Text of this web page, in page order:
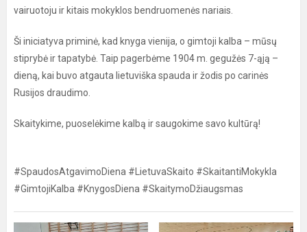
vairuotoju ir kitais mokyklos bendruomenės nariais.
Ši iniciatyva priminė, kad knyga vienija, o gimtoji kalba – mūsų
stiprybė ir tapatybė. Taip pagerbėme 1904 m. gegužės 7-ąją –
dieną, kai buvo atgauta lietuviška spauda ir žodis po carinės
Rusijos draudimo.
Skaitykime, puoselėkime kalbą ir saugokime savo kultūrą!
#SpaudosAtgavimoDiena #LietuvaSkaito #SkaitantiMokykla
#GimtojiKalba #KnygosDiena #SkaitymoDžiaugsmas